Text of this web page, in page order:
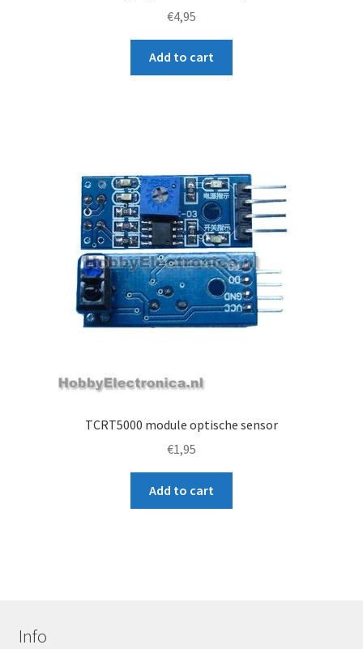
€4,95
Add to cart
TCRT5000 module optische sensor
€1,95
Add to cart
Info